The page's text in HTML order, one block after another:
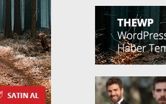
istemiyorum!’